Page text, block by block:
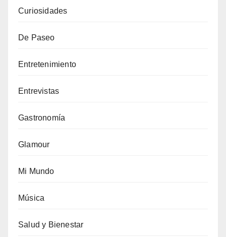
Curiosidades
De Paseo
Entretenimiento
Entrevistas
Gastronomía
Glamour
Mi Mundo
Música
Salud y Bienestar